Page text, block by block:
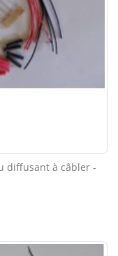
diffusant à câbler -